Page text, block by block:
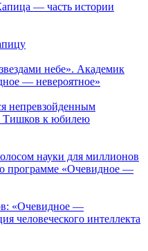
— часть истории
небе». Академик
— невероятное»
непревзойденным
Тишков к юбилею
науки для миллионов
программе «Очевидное —
«Очевидное —
человеческого интеллекта